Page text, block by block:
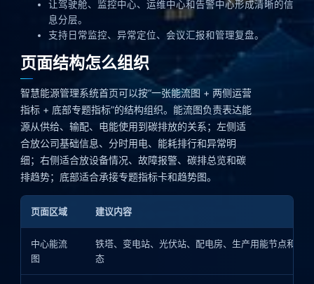
让驾驶舱、监控中心、运维中心和告警中心形成清晰的信
息分层。
支持日常监控、异常定位、会议汇报和管理复盘。
页面结构怎么组织
智慧能源管理系统首页可以按“一张能流图 + 两侧运营
指标 + 底部专题指标”的结构组织。能流图负责表达能
源从供给、输配、电能使用到碳排放的关系；左侧适
合放公司基础信息、分时用电、能耗排行和异常明
细；右侧适合放设备情况、故障报警、碳排总览和碳
排趋势；底部适合承接专题指标卡和趋势图。
页面区域 建议内容
中心能流
图
铁塔、变电站、光伏站、配电房、生产用能节点和线
态